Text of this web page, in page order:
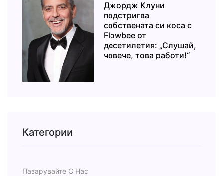
Джордж Клуни
подстригва
собствената си коса с
Flowbee от
десетилетия: „Слушай,
човече, това работи!“
Категории
Пазарувайте С Нас